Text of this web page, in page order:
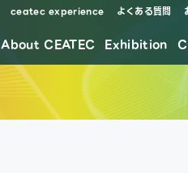
About CEATEC Exhibition
ceatec experience よくある質問